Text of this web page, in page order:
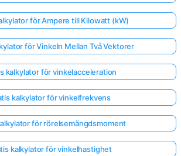
för Ampere till Kilowatt (kW)
för Vinkeln Mellan Två Vektorer
kalkylator för vinkelacceleration
kalkylator för vinkelfrekvens
för rörelsemängdsmoment
kalkylator för vinkelhastighet